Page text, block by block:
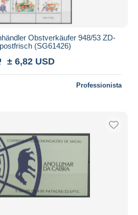
Obstverkäufer 948/53 ZD-
(SG61426)
± 6,82 USD
Professionista